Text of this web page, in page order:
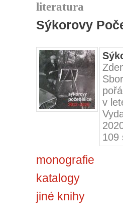
literatura
Sýkorovy
v
109
monografie
katalogy
jiné knihy